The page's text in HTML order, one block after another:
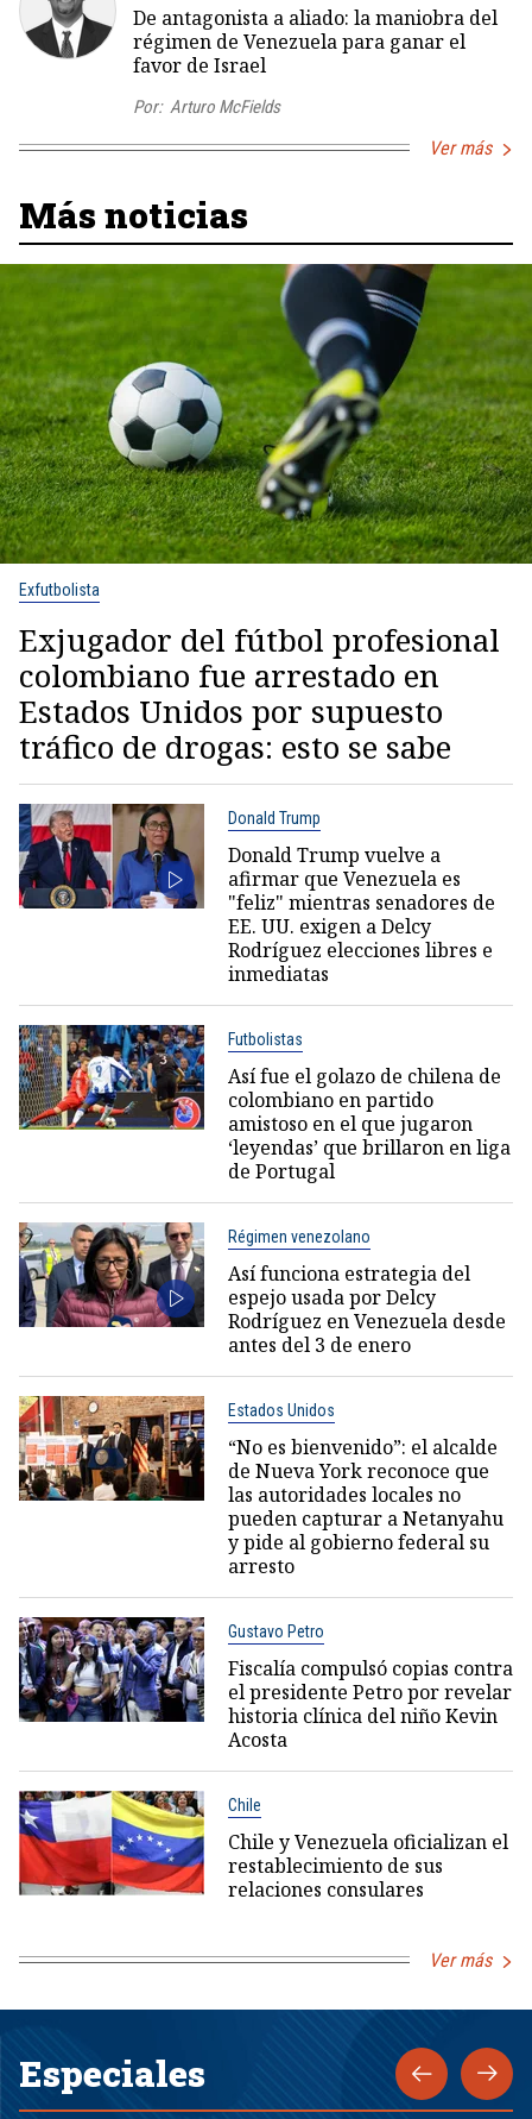
De antagonista a aliado: la maniobra del
régimen de Venezuela para ganar el
favor de Israel
Por: Arturo McFields
Ver más
Más noticias
Exfutbolista
Exjugador del fútbol profesional
colombiano fue arrestado en
Estados Unidos por supuesto
tráfico de drogas: esto se sabe
Donald Trump
Donald Trump vuelve a
afirmar que Venezuela es
"feliz" mientras senadores de
EE. UU. exigen a Delcy
Rodríguez elecciones libres e
inmediatas
Futbolistas
Así fue el golazo de chilena de
colombiano en partido
amistoso en el que jugaron
‘leyendas’ que brillaron en liga
de Portugal
Régimen venezolano
Así funciona estrategia del
espejo usada por Delcy
Rodríguez en Venezuela desde
antes del 3 de enero
Estados Unidos
“No es bienvenido”: el alcalde
de Nueva York reconoce que
las autoridades locales no
pueden capturar a Netanyahu
y pide al gobierno federal su
arresto
Gustavo Petro
Fiscalía compulsó copias contra
el presidente Petro por revelar
historia clínica del niño Kevin
Acosta
Chile
Chile y Venezuela oficializan el
restablecimiento de sus
relaciones consulares
Ver más
Especiales